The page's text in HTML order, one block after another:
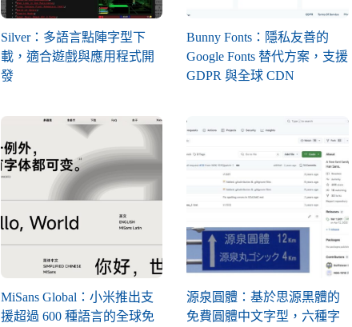
Silver：多語言點陣字型下
載，適合遊戲與應用程式開
發
Bunny Fonts：隱私友善的
Google Fonts 替代方案，支援
GDPR 與全球 CDN
MiSans Global：小米推出支
援超過 600 種語言的全球免
源泉圓體：基於思源黑體的
免費圓體中文字型，六種字